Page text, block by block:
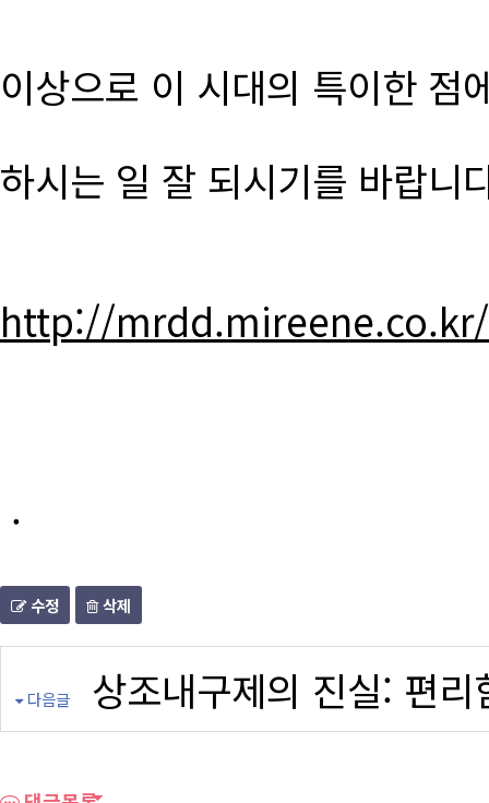
이상으로 이 시대의 특이한 점
하시는 일 잘 되시기를 바랍니
http://
.
수정 삭제
다음글 상조내구제의 진실: 편